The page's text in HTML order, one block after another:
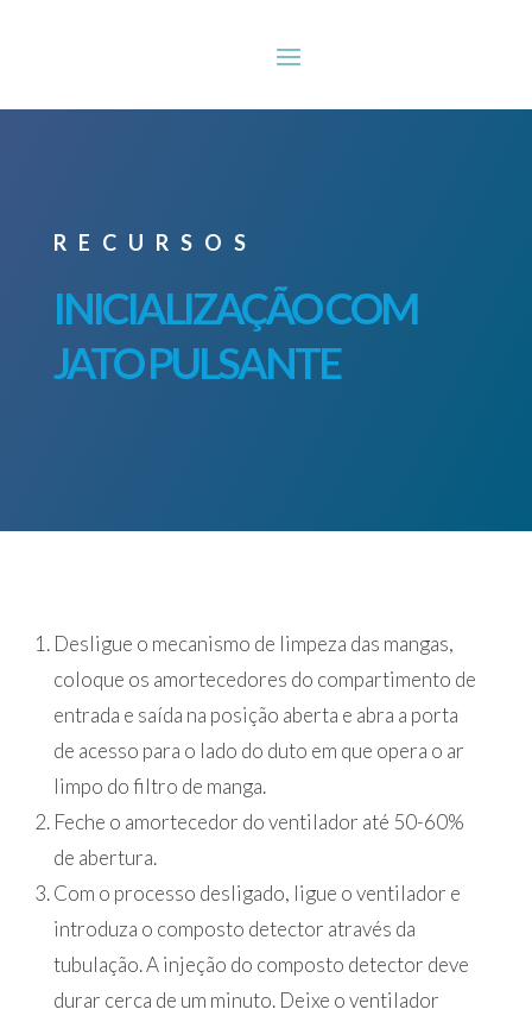
RECURSOS
INICIALIZAÇÃO COM
JATO PULSANTE
Desligue o mecanismo de limpeza das mangas,
coloque os amortecedores do compartimento de
entrada e saída na posição aberta e abra a porta
de acesso para o lado do duto em que opera o ar
limpo do filtro de manga.
Feche o amortecedor do ventilador até 50-60%
de abertura.
Com o processo desligado, ligue o ventilador e
introduza o composto detector através da
tubulação. A injeção do composto detector deve
durar cerca de um minuto. Deixe o ventilador